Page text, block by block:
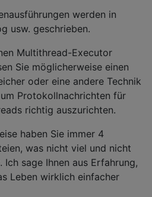
werden in
usw. geschrieben.
Multithread-Executor
Sie möglicherweise einen
oder eine andere Technik
Protokollnachrichten für
richtig auszurichten.
haben Sie immer 4
was nicht viel und nicht
Ich sage Ihnen aus Erfahrung,
Leben wirklich einfacher